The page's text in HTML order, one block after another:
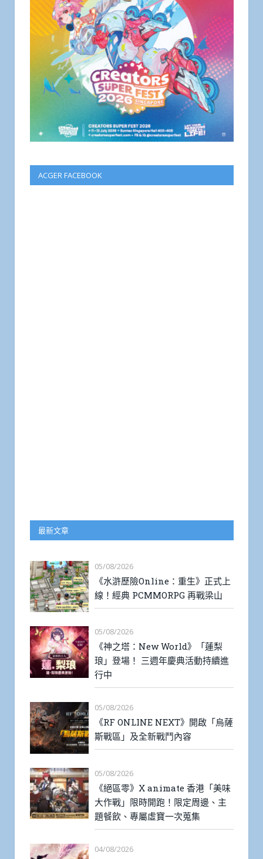
ACGER FACEBOOK
最新文章
05/08/2026
《水滸歷險Online：重生》正式上
線！經典 PCMMORPG 再戰梁山
05/08/2026
《神之塔：New World》「蓮梨
琅」登場！ 三週年慶典活動持續進
行中
05/08/2026
《RF ONLINE NEXT》開啟「烏薩
斯戰區」及全新戰鬥內容
05/08/2026
《絕區零》X animate 香港「美味
大作戰」限時開跑！限定周邊、主
題餐飲、專屬虛寶一次蒐集
04/08/2026